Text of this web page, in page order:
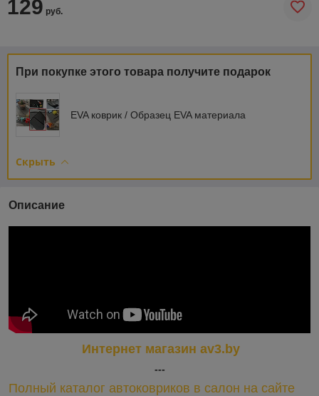
129 руб.
При покупке этого товара получите подарок
EVA коврик / Образец EVA материала
Скрыть
Описание
Интернет магазин av3.by
---
Полный каталог автоковриков в салон на сайте